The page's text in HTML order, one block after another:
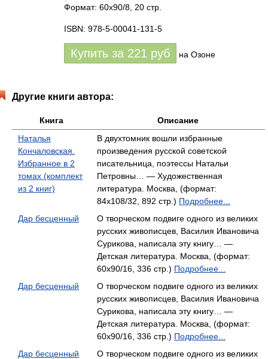
Формат: 60x90/8, 20 стр.
ISBN: 978-5-00041-131-5
Купить за 221 руб на Озоне
Другие книги автора:
Книга
Описание
Наталья
Кончаловская.
Избранное в 2
томах (комплект
из 2 книг)
В двухтомник вошли избранные
произведения русской советской
писательница, поэтессы Натальи
Петровны… — Художественная
литература. Москва, (формат:
84x108/32, 892 стр.) Подробнее...
Дар бесценный
О творческом подвиге одного из великих
русских живописцев, Василия Ивановича
Сурикова, написала эту книгу… —
Детская литература. Москва, (формат:
60x90/16, 336 стр.) Подробнее...
Дар бесценный
О творческом подвиге одного из великих
русских живописцев, Василия Ивановича
Сурикова, написала эту книгу… —
Детская литература. Москва, (формат:
60x90/16, 336 стр.) Подробнее...
Дар бесценный
О творческом подвиге одного из великих